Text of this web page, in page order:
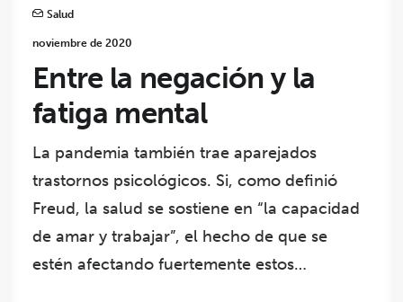
Salud
noviembre de 2020
Entre la negación y la
fatiga mental
La pandemia también trae aparejados
trastornos psicológicos. Si, como definió
Freud, la salud se sostiene en “la capacidad
de amar y trabajar”, el hecho de que se
estén afectando fuertemente estos…